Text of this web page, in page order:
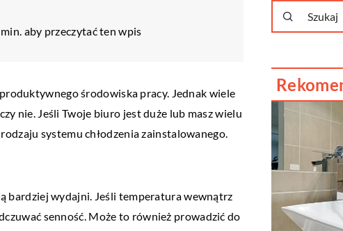
aby przeczytać ten wpis
środowiska pracy. Jednak wiele
nie. Jeśli Twoje biuro jest duże lub masz wielu
systemu chłodzenia zainstalowanego.
bardziej wydajni. Jeśli temperatura wewnątrz
senność. Może to również prowadzić do